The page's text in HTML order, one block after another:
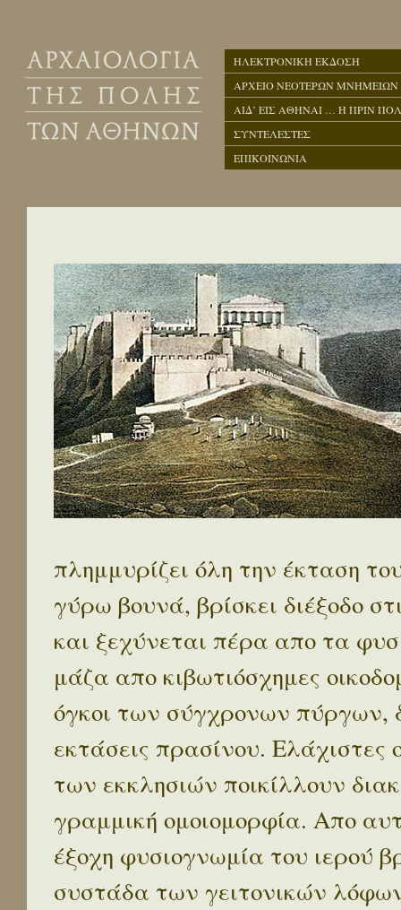
ΗΛΕΚΤΡΟΝΙΚΗ ΕΚΔΟΣΗ
ΑΡΧΕΙΟ ΝΕΟΤΕΡΩΝ ΜΝΗΜΕΙΩΝ
ΑΙΔ’ ΕΙΣ ΑΘΗΝΑΙ … Η ΠΡΙΝ
ΣΥΝΤΕΛΕΣΤΕΣ
ΕΠΙΚΟΙΝΩΝΙΑ
πλημμυρίζει όλη την έκταση
γύρω βουνά, βρίσκει διέξοδο
και ξεχύνεται πέρα απο τα
μάζα απο κιβωτιόσχημες
όγκοι των σύγχρονων πύργων,
εκτάσεις πρασίνου.
των εκκλησιών ποικίλλουν
γραμμική ομοιομορφία. Απο
έξοχη φυσιογνωμία του ιερού
συστάδα των γειτονικών